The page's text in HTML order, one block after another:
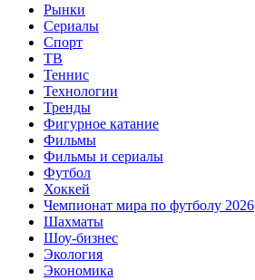
Рынки
Сериалы
Спорт
ТВ
Теннис
Технологии
Тренды
Фигурное катание
Фильмы
Фильмы и сериалы
Футбол
Хоккей
Чемпионат мира по футболу 2026
Шахматы
Шоу-бизнес
Экология
Экономика